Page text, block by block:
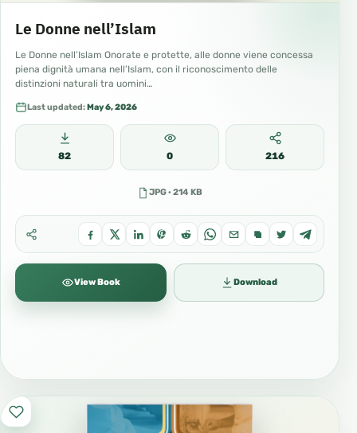
Le Donne nell’Islam
Le Donne nell’Islam Onorate e protette, alle donne viene concessa
piena dignità umana nell’Islam, con il riconoscimento delle
distinzioni naturali tra uomini…
Last updated:May 6, 2026
82 0 216
JPG · 214 KB
View Book Download